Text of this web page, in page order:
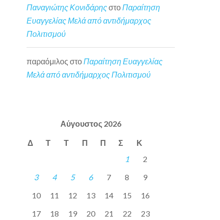
Παναγιώτης ΚονιδάρηςστοΠαραίτηση
Ευαγγελίας Μελά από αντιδήμαρχος
Πολιτισμού
παραόμιλος στο Παραίτηση Ευαγγελίας
Μελά από αντιδήμαρχος Πολιτισμού
Αύγουστος 2026
Δ Τ Τ Π Π Σ
Κ
1
2
3
4 5 6 7 8
9
10
11 12 13 14 15
16
17
18 19 20 21 22 23